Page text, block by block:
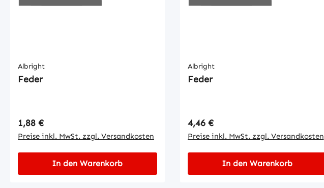
Albright
Feder
Regulärer Preis:
1,88 €
Preise inkl. MwSt. zzgl. Versandkosten
In den Warenkorb
Albright
Feder
Regulärer Preis:
4,46 €
Preise inkl. MwSt. zzgl. Versandkosten
In den Warenkorb